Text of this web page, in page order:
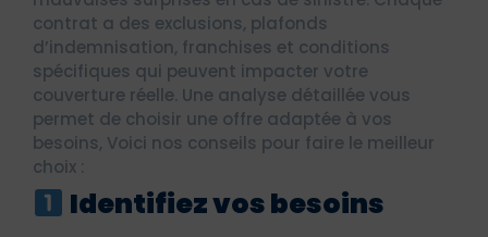
contrat a des exclusions, plafonds
d’indemnisation, franchises et conditions
spécifiques qui peuvent impacter votre
couverture réelle. Une analyse détaillée vous
permet de choisir une offre adaptée à vos
besoins, Voici nos conseils pour faire le meilleur
choix :
Identifiez vos besoins